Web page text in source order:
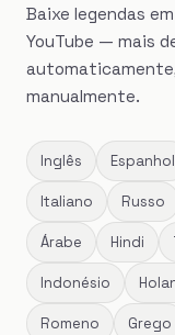
Baixe legendas
YouTube — mais
manualmente.
Inglês Espanhol
Italiano Russo
Árabe Hindi
Indonésio
Romeno Grego